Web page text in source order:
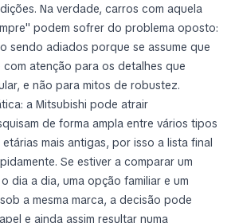
Na verdade, carros com aquela
podem sofrer do problema oposto:
sendo adiados porque se assume que
atenção para os detalhes que
e não para mitos de robustez.
a Mitsubishi pode atrair
de forma ampla entre vários tipos
mais antigas, por isso a lista final
Se estiver a comparar um
dia a dia, uma opção familiar e um
a mesma marca, a decisão pode
e ainda assim resultar numa